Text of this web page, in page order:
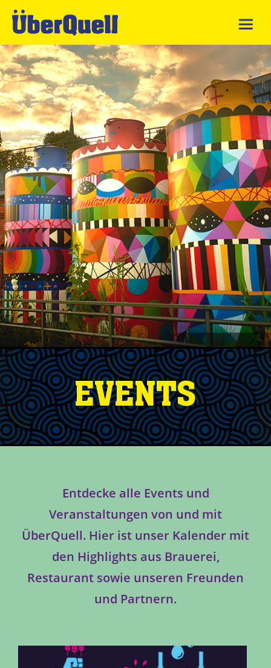
Direkt zum Inhalt wechseln
EVENTS
Entdecke alle Events und
Veranstaltungen von und mit
ÜberQuell. Hier ist unser Kalender mit
den Highlights aus Brauerei,
Restaurant sowie unseren Freunden
und Partnern.